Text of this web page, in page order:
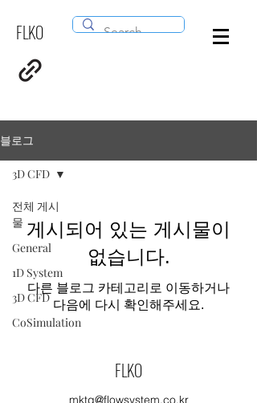
FLKO
블로그
전체 게시
물
General
1D System
3D CFD
CoSimulation
3D CFD
게시되어 있는 게시물이
없습니다.
다른 블로그 카테고리로 이동하거나
다음에 다시 확인해주세요.
FLKO
mktg@flowsystem.co.kr